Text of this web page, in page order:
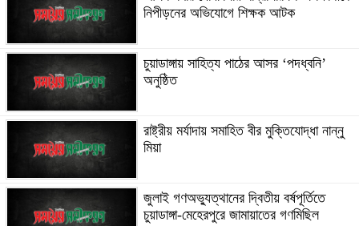
নিপীড়নের অভিযোগে শিক্ষক আটক
চুয়াডাঙ্গায় সাহিত্য পাঠের আসর ‘পদধ্বনি’
অনুষ্ঠিত
রাষ্ট্রীয় মর্যাদায় সমাহিত বীর মুক্তিযোদ্ধা নান্নু
মিয়া
জুলাই গণঅভ্যুত্থানের দ্বিতীয় বর্ষপূর্তিতে
চুয়াডাঙ্গা-মেহেরপুরে জামায়াতের গণমিছিল